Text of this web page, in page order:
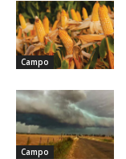
Campo
Campo